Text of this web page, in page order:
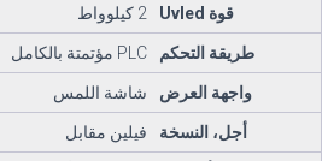
قوة Uvled 2 كيلوواط
طريقة التحكم PLC مؤتمتة بالكامل
واجهة العرض شاشة اللمس
أجل، النسخة فيلين مقابل